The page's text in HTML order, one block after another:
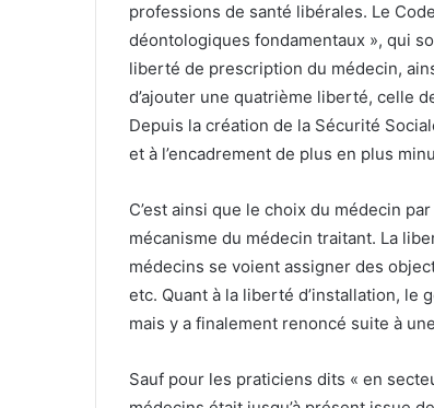
professions de santé libérales. Le
déontologiques fondamentaux », qui
liberté de prescription du médecin,
d’ajouter une quatrième liberté, celle
Depuis la création de la Sécurité
et à l’encadrement de plus en plus
C’est ainsi que le choix du médecin
mécanisme du médecin traitant. La
médecins se voient assigner des
etc. Quant à la liberté d’installation, le
mais y a finalement renoncé suite à
Sauf pour les praticiens dits « en